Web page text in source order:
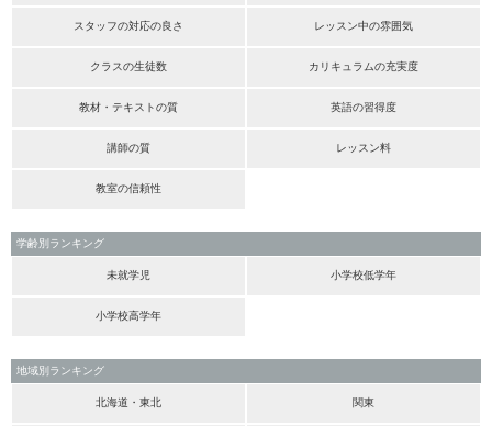
スタッフの対応の良さ レッスン中の雰囲気
クラスの生徒数 カリキュラムの充実度
教材・テキストの質 英語の習得度
講師の質 レッスン料
教室の信頼性
学齢別ランキング
未就学児 小学校低学年
小学校高学年
地域別ランキング
北海道・東北 関東